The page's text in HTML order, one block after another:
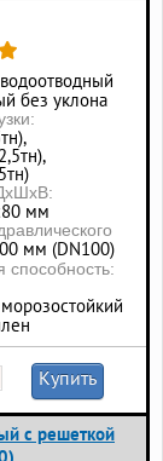
без уклона
мм
мм (DN100)
способность:
морозостойкий
Купить
с решеткой